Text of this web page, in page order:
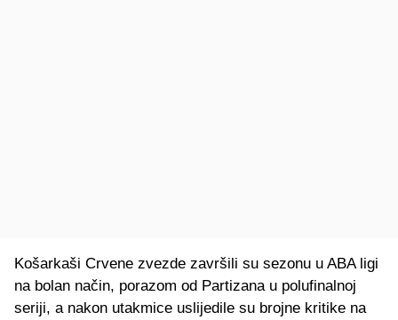
Košarkaši Crvene zvezde završili su sezonu u ABA ligi
na bolan način, porazom od Partizana u polufinalnoj
seriji, a nakon utakmice uslijedile su brojne kritike na